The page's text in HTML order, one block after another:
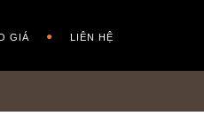
GIÁ LIÊN HỆ